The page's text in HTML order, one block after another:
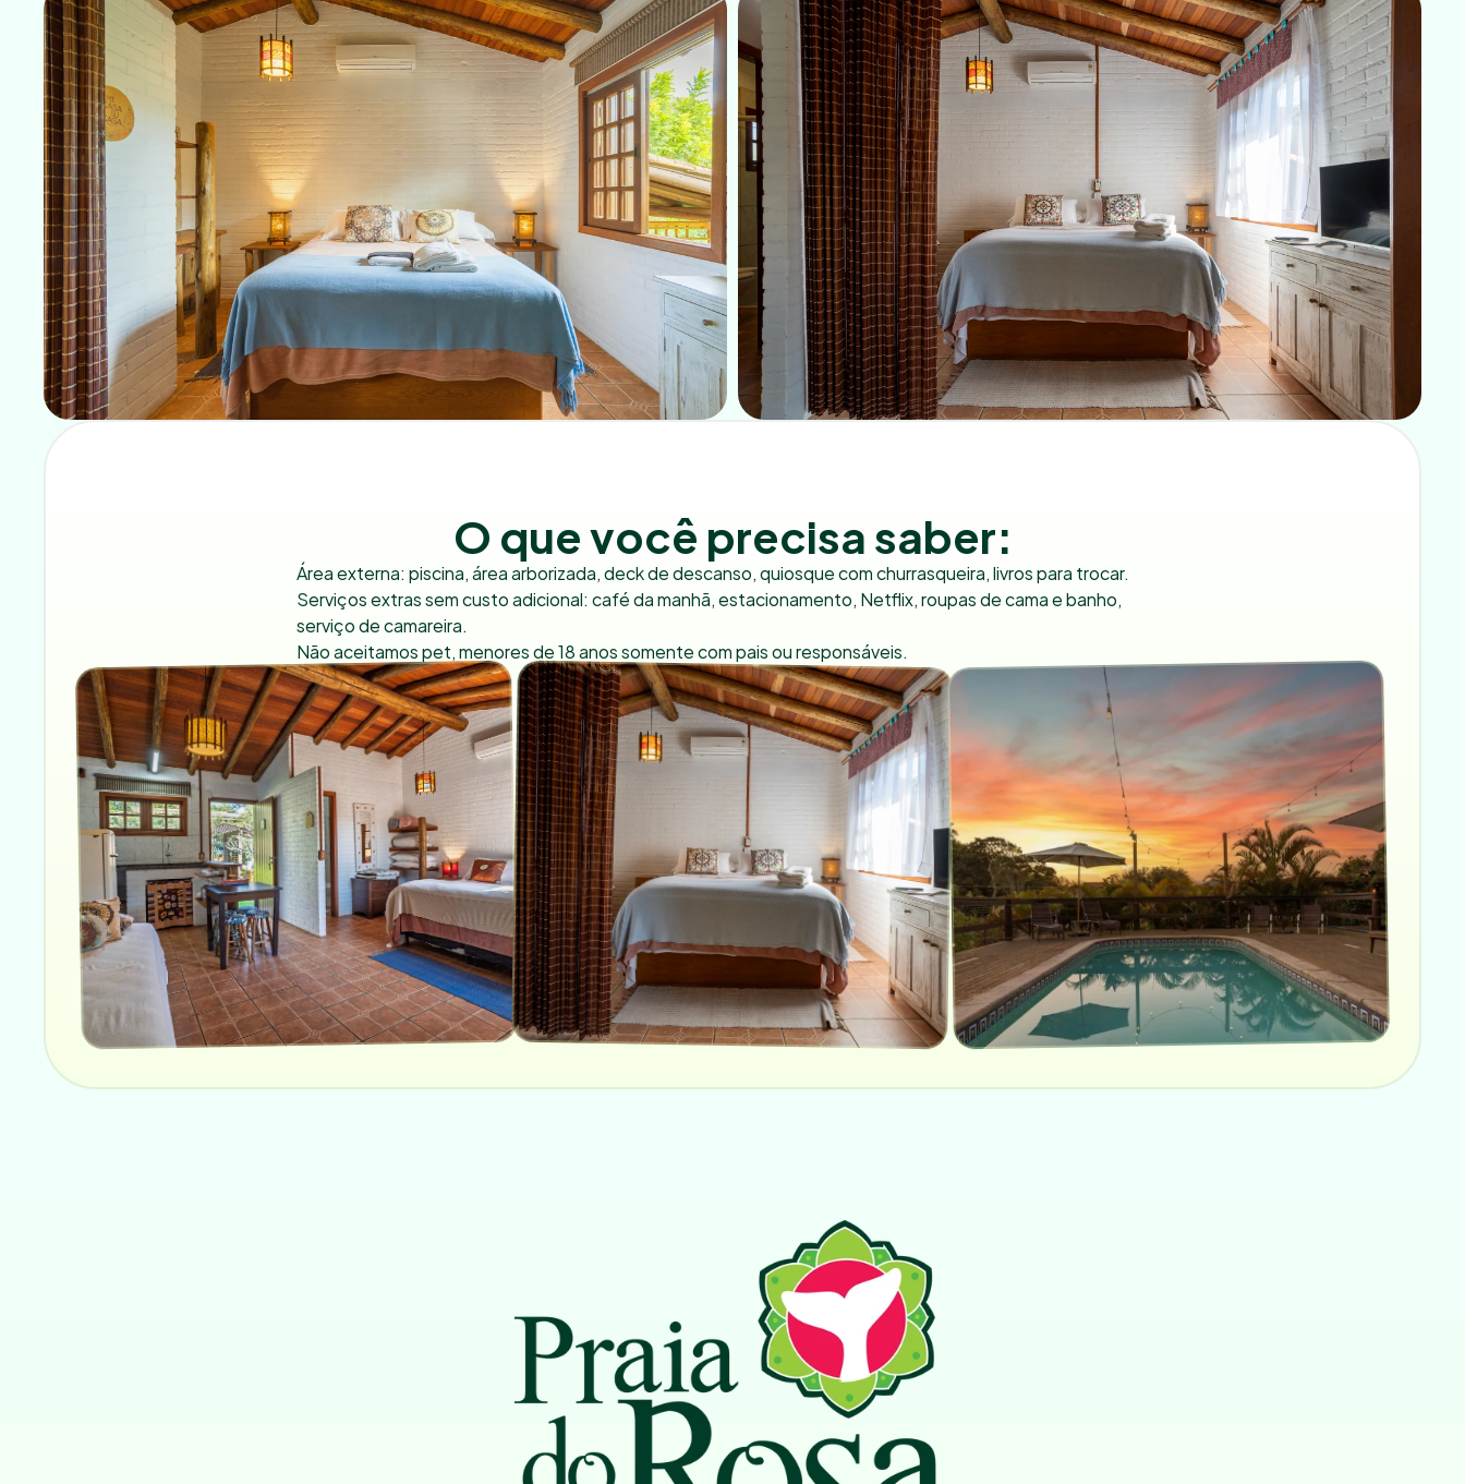
O que você precisa saber:
Área externa: piscina, área arborizada, deck de descanso, quiosque com churrasqueira, livros para trocar.
Serviços extras sem custo adicional: café da manhã, estacionamento, Netflix, roupas de cama e banho,
serviço de camareira.
Não aceitamos pet, menores de 18 anos somente com pais ou responsáveis.